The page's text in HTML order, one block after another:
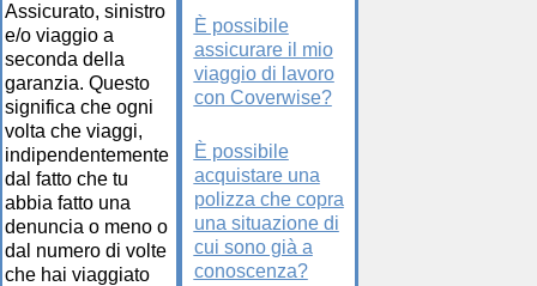
Assicurato, sinistro
e/o viaggio a
seconda della
garanzia. Questo
significa che ogni
volta che viaggi,
indipendentemente
dal fatto che tu
abbia fatto una
denuncia o meno o
dal numero di volte
che hai viaggiato
È possibile
assicurare il mio
viaggio di lavoro
con Coverwise?
È possibile
acquistare una
polizza che copra
una situazione di
cui sono già a
conoscenza?